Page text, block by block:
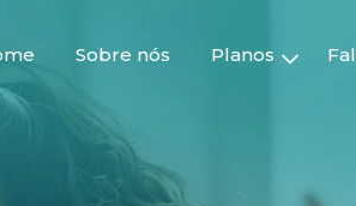
Sobre nós Planos